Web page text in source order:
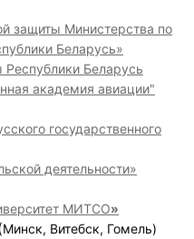
защиты Министерства по
Беларусь»
Республики Беларусь
академия авиации"
государственного
деятельности»
МИТСО»
Минск, Витебск, Гомель)